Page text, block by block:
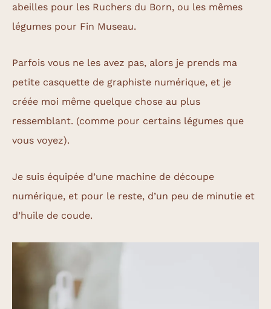
abeilles pour les Ruchers du Born, ou les mêmes
légumes pour Fin Museau.
Parfois vous ne les avez pas, alors je prends ma
petite casquette de graphiste numérique, et je
créée moi même quelque chose au plus
ressemblant. (comme pour certains légumes que
vous voyez).
Je suis équipée d’une machine de découpe
numérique, et pour le reste, d’un peu de minutie et
d’huile de coude.